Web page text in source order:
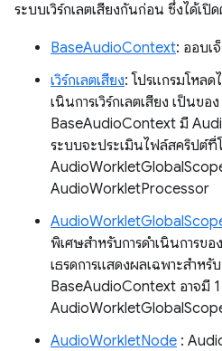
ระบบเวิร์กเลตเสียงกันก่อน ซึ่งได้เ
BaseAudioContext: ออบเ
เวิร์กเลตเสียง: โปรแกรมโหลด
เนินการเวิร์กเลตเสียง เป็นข
BaseAudioContext มี
ระบบจะประเมินไฟล์สคริปต์ที่
AudioWorkletProcessor
พิเศษสําหรับการดําเนินการข
เธรดการแสดงผลเฉพาะสำห
BaseAudioContext อาจมี 1
AudioWorkletNode :